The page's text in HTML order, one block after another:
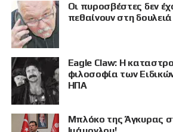
ΠΡΟΒΟΛΗ
Οι πυροσβέστες δεν
πεθαίνουν στη δουλειά
Eagle Claw: Η
φιλοσοφία των
ΗΠΑ
Μπλόκο της Άγκυρας